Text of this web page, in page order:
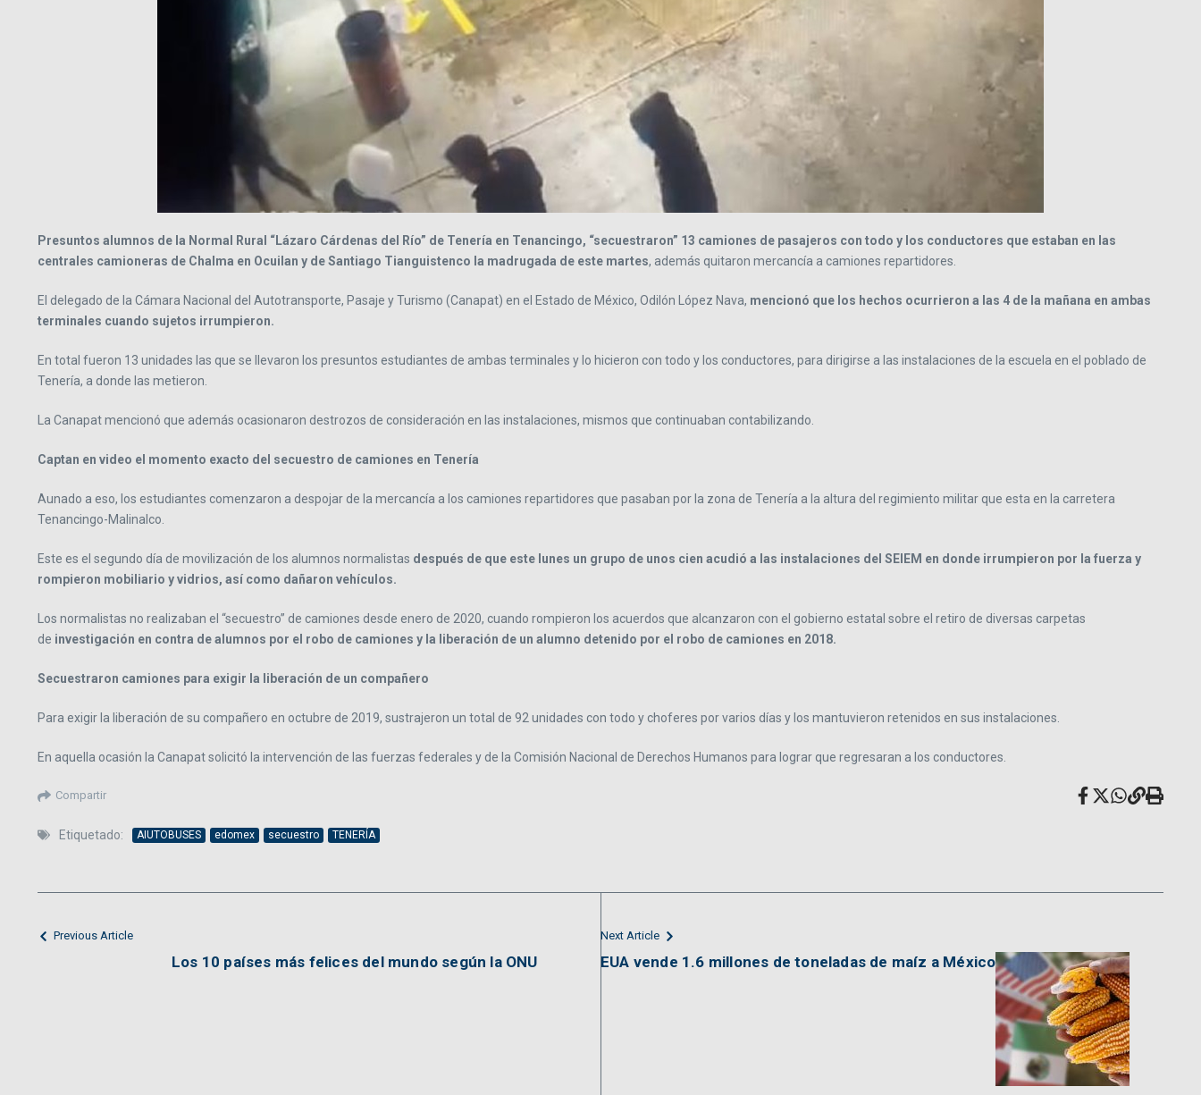
Presuntos alumnos de la Normal Rural “Lázaro Cárdenas del Río” de Tenería en Tenancingo, “secuestraron” 13 camiones de pasajeros con todo y los conductores que estaban en las
centrales camioneras de Chalma en Ocuilan y de Santiago Tianguistenco la madrugada de este martes, además quitaron mercancía a camiones repartidores.
El delegado de la Cámara Nacional del Autotransporte, Pasaje y Turismo (Canapat) en el Estado de México, Odilón López Nava, mencionó que los hechos ocurrieron a las 4 de la mañana en ambas
terminales cuando sujetos irrumpieron.
En total fueron 13 unidades las que se llevaron los presuntos estudiantes de ambas terminales y lo hicieron con todo y los conductores, para dirigirse a las instalaciones de la escuela en el poblado de
Tenería, a donde las metieron.
La Canapat mencionó que además ocasionaron destrozos de consideración en las instalaciones, mismos que continuaban contabilizando.
Captan en video el momento exacto del secuestro de camiones en Tenería
Aunado a eso, los estudiantes comenzaron a despojar de la mercancía a los camiones repartidores que pasaban por la zona de Tenería a la altura del regimiento militar que esta en la carretera
Tenancingo-Malinalco.
Este es el segundo día de movilización de los alumnos normalistas después de que este lunes un grupo de unos cien acudió a las instalaciones del SEIEM en donde irrumpieron por la fuerza y
rompieron mobiliario y vidrios, así como dañaron vehículos.
Los normalistas no realizaban el “secuestro” de camiones desde enero de 2020, cuando rompieron los acuerdos que alcanzaron con el gobierno estatal sobre el retiro de diversas carpetas
de investigación en contra de alumnos por el robo de camiones y la liberación de un alumno detenido por el robo de camiones en 2018.
Secuestraron camiones para exigir la liberación de un compañero
Para exigir la liberación de su compañero en octubre de 2019, sustrajeron un total de 92 unidades con todo y choferes por varios días y los mantuvieron retenidos en sus instalaciones.
En aquella ocasión la Canapat solicitó la intervención de las fuerzas federales y de la Comisión Nacional de Derechos Humanos para lograr que regresaran a los conductores.
Compartir
Etiquetado: AIUTOBUSES edomex secuestro TENERÍA
Previous Article
Los 10 países más felices del mundo según la ONU
Next Article
EUA vende 1.6 millones de toneladas de maíz a México